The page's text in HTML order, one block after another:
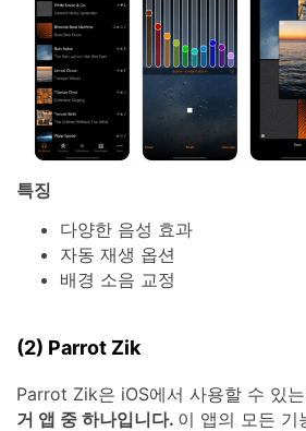
특징
다양한 음성 효과
자동 재생 옵션
배경 소음 교정
(2) Parrot Zik
Parrot Zik은 iOS에서 사용할 수 있
거 앱 중 하나입니다. 이 앱의 모든 기